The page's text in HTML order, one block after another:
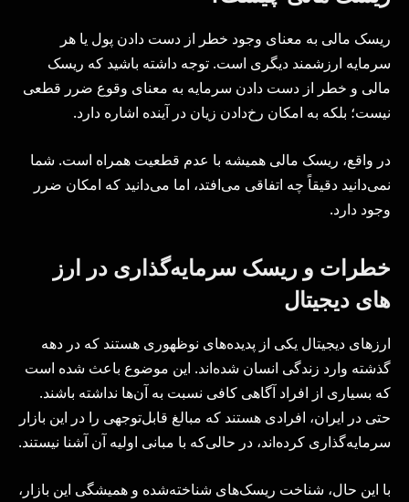
ریسک مالی به معنای وجود خطر از دست دادن پول یا هر
سرمایه ارزشمند دیگری است. توجه داشته باشید که ریسک
مالی و خطر از دست دادن سرمایه به معنای وقوع ضرر قطعی
نیست؛ بلکه به امکان رخ‌دادن زیان در آینده اشاره دارد.
در واقع، ریسک مالی همیشه با عدم قطعیت همراه است. شما
نمی‌دانید دقیقاً چه اتفاقی می‌افتد، اما می‌دانید که امکان ضرر
وجود دارد.
خطرات و ریسک سرمایه‌گذاری در ارز
های دیجیتال
ارزهای دیجیتال یکی از پدیده‌های نوظهوری هستند که در دهه
گذشته وارد زندگی انسان شده‌اند. این موضوع باعث شده است
که بسیاری از افراد آگاهی کافی نسبت به آن‌ها نداشته باشند.
حتی در ایران، افرادی هستند که مبالغ قابل‌توجهی را در این بازار
سرمایه‌گذاری کرده‌اند، در حالی‌که با مبانی اولیه آن آشنا نیستند.
با این حال، شناخت ریسک‌های شناخته‌شده و همیشگی این بازار،